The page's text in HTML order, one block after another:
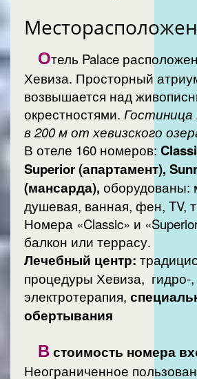
Отель Palace расположен в центре
Хевиза. Просторный атриум
возвышается над живописными
окрестностями.
в 200 м от хевизского
В отеле 160 номеров:
Superior (апартамент),
(мансарда), оборудованы:
душевая, ванная, фен, TV, телефон.
Номера «Classic» и
балкон или террасу.
Лечебный центр:
процедуры Хевиза, гидро-,
электротерапия,
обертывания
Встоимость номера
Неограниченное